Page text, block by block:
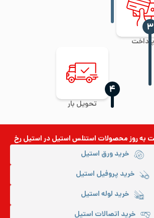
پرداخت
‍۳
تحویل بار
‍۴
به روزمحصولات استنلس استیلدر استیل رخ
خرید ورق استیل
خرید پروفیل استیل
خرید لوله استیل
خرید اتصالات استیل